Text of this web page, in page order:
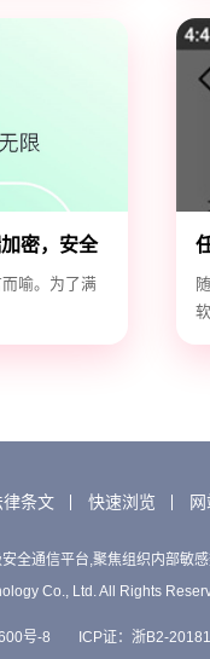
密，安全
喻。为了满
律条文 快速浏览
全通信平台,聚焦组织内部敏
Co., Ltd. All Rights
号-8 ICP证：浙B2-